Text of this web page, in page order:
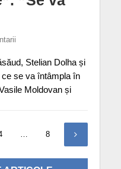
Stelian Dolha și
se va întâmpla în
Moldovan și
… 8